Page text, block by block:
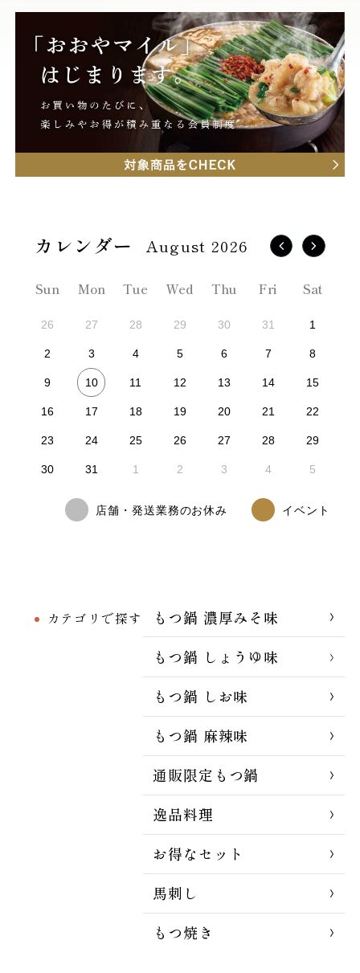
カテゴリで探す
もつ鍋 濃厚みそ味
もつ鍋 しょうゆ味
もつ鍋 しお味
もつ鍋 麻辣味
通販限定もつ鍋
逸品料理
お得なセット
馬刺し
もつ焼き
August 2026
Sun Mon Tue Wed Thu Fri Sat
26 27 28 29 30 31 1
2 3 4 5 6 7 8
9 10 11 12 13 14 15
16 17 18 19 20 21 22
23 24 25 26 27 28 29
30 31 1 2 3 4 5
店舗・発送業務のお休み イベント